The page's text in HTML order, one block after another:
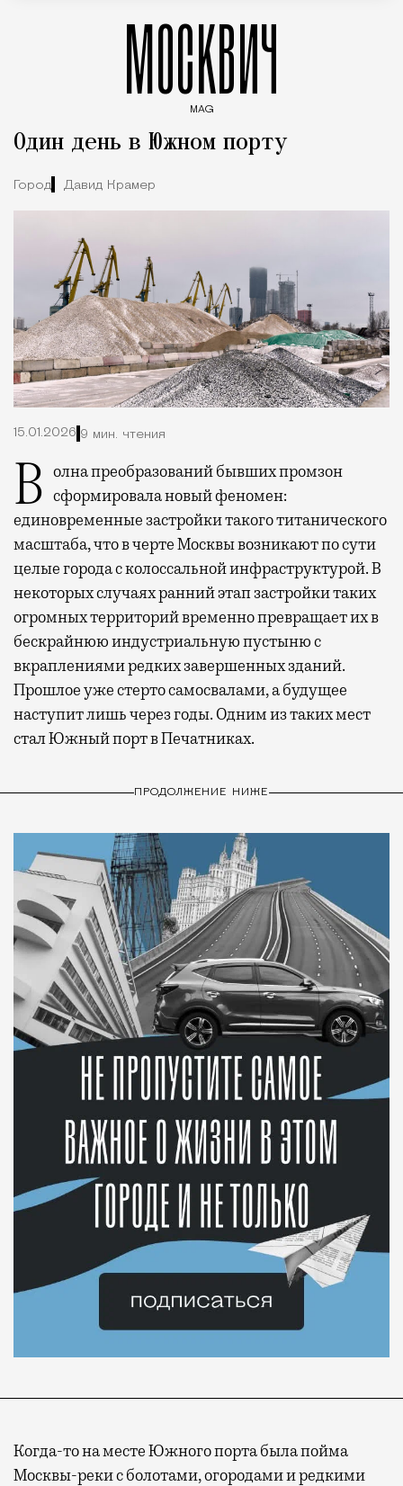
МОСКВИЧ
MAG
Один день в Южном порту
Город Давид Крамер
15.01.2026 9 мин. чтения
Волна преобразований бывших промзон сформировала новый феномен:
единовременные застройки такого титанического
масштаба, что в черте Москвы возникают по сути
целые города с колоссальной инфраструктурой. В
некоторых случаях ранний этап застройки таких
огромных территорий временно превращает их в
бескрайнюю индустриальную пустыню с
вкраплениями редких завершенных зданий.
Прошлое уже стерто самосвалами, а будущее
наступит лишь через годы. Одним из таких мест
стал Южный порт в Печатниках.
ПРОДОЛЖЕНИЕ НИЖЕ
Когда-то на месте Южного порта была пойма
Москвы-реки с болотами, огородами и редкими